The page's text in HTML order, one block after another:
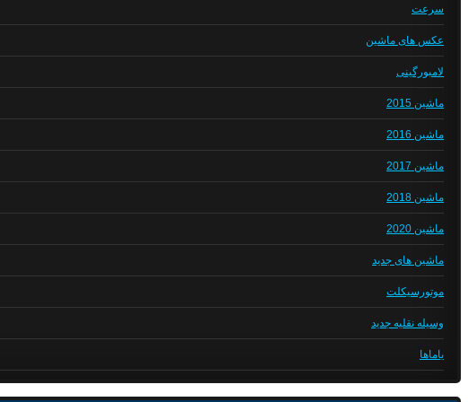
سرعت
عکس های ماشین
لامبورگینی
ماشین 2015
ماشین 2016
ماشین 2017
ماشین 2018
ماشین 2020
ماشین های جدید
موتورسیکلت
وسیله نقلیه جدید
یاماها